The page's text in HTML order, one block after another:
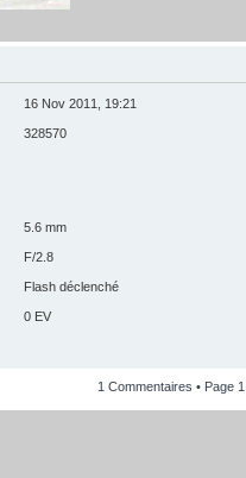
16 Nov 2011, 19:21
328570
5.6 mm
F/2.8
Flash déclenché
0 EV
1 Commentaires • Page 1